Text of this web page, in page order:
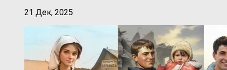
21 Дек, 2025